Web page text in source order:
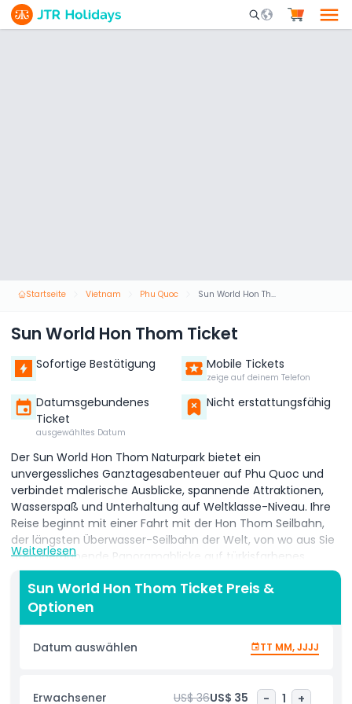
Mobile Search
Startseite Vietnam Phu Quoc Sun World Hon Thom Ticket
Sun World Hon Thom Ticket
Sofortige Bestätigung Mobile Tickets
zeige auf deinem Telefon
Datumsgebundenes
Ticket
ausgewähltes Datum
Nicht erstattungsfähig
Der Sun World Hon Thom Naturpark bietet ein
unvergessliches Ganztagesabenteuer auf Phu Quoc und
verbindet malerische Ausblicke, spannende Attraktionen,
Wasserspaß und Unterhaltung auf Weltklasse-Niveau. Ihre
Reise beginnt mit einer Fahrt mit der Hon Thom Seilbahn,
der längsten Überwasser-Seilbahn der Welt, von wo aus Sie
atemberaubende Panoramablicke auf türkisfarbenes
Wasser und umliegende Inseln genießen können. Auf der
Insel Hon Thom angekommen, tauchen Sie ein in den Spaß
im Aquatopia Wasserpark, einem der modernsten
Wasserparks in Südostasien. Mit über 20 aufregenden
Rutschen, Wasserspielen und familienfreundlichen
Attraktionen ist er perfekt für Besucher jeden Alters.
Achterbahnen und Abenteuerfahrten voller Nervenkitzel zu
Weiterlesen
Sun World Hon Thom Ticket Preis &
Optionen
Datum auswählen TT MM, JJJJ
Erwachsener US$ 36US$ 35 - 1 +